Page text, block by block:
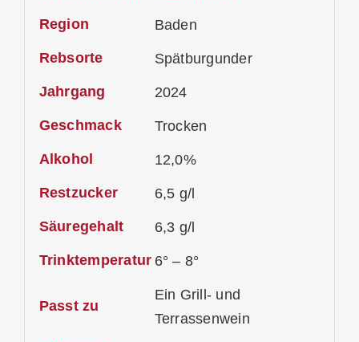
Region Baden
Rebsorte Spätburgunder
Jahrgang 2024
Geschmack Trocken
Alkohol 12,0%
Restzucker 6,5 g/l
Säuregehalt 6,3 g/l
Trinktemperatur 6° – 8°
Passt zu
Ein Grill- und
Terrassenwein